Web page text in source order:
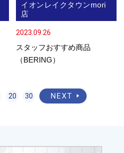
イオンレイクタウンmori
店
2023.09.26
スタッフおすすめ商品
（BERING）
20 30 NEXT